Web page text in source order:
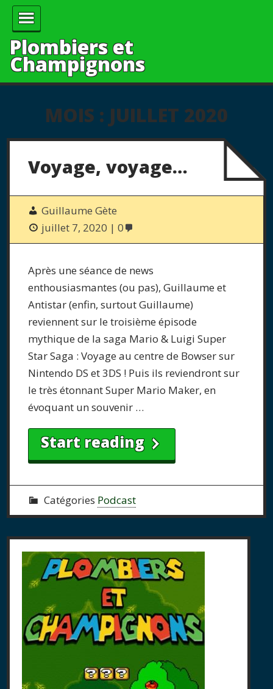
Plombiers et
Champignons
MOIS : JUILLET 2020
Voyage, voyage…
Guillaume Gète
juillet 7, 2020
0
Après une séance de news
enthousiasmantes (ou pas), Guillaume et
Antistar (enfin, surtout Guillaume)
reviennent sur le troisième épisode
mythique de la saga Mario & Luigi Super
Star Saga : Voyage au centre de Bowser sur
Nintendo DS et 3DS ! Puis ils reviendront sur
le très étonnant Super Mario Maker, en
évoquant un souvenir …
Start reading
Catégories Podcast